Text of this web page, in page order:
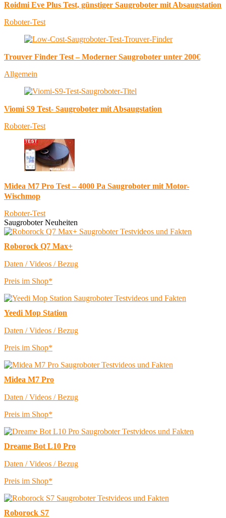
Roidmi Eve Plus Test, günstiger Saugroboter mit Absaugstation
Roboter-Test
Trouver Finder Test – Moderner Saugroboter unter 200€
Allgemein
Viomi S9 Test- Saugroboter mit Absaugstation
Roboter-Test
Midea M7 Pro Test – 4000 Pa Saugroboter mit Motor-
Wischmop
Roboter-Test
Saugroboter Neuheiten
Roborock Q7 Max+
Daten / Videos / Bezug
Preis im Shop*
Yeedi Mop Station
Daten / Videos / Bezug
Preis im Shop*
Midea M7 Pro
Daten / Videos / Bezug
Preis im Shop*
Dreame Bot L10 Pro
Daten / Videos / Bezug
Preis im Shop*
Roborock S7